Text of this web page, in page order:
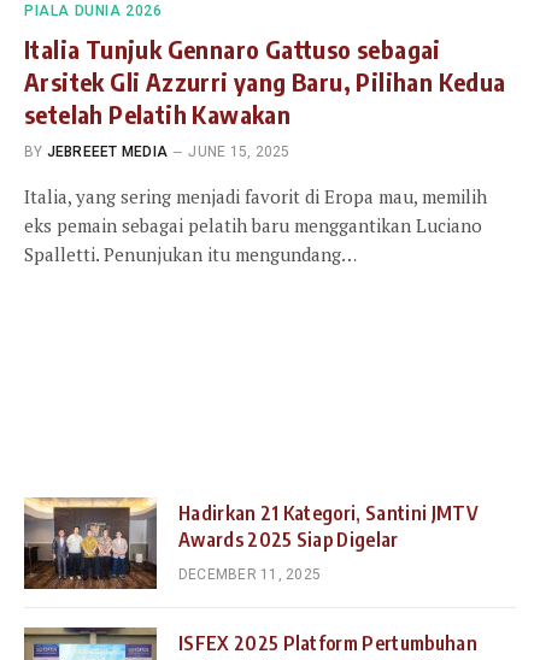
PIALA DUNIA 2026
Italia Tunjuk Gennaro Gattuso sebagai
Arsitek Gli Azzurri yang Baru, Pilihan Kedua
setelah Pelatih Kawakan
BY JEBREEET MEDIA JUNE 15, 2025
Italia, yang sering menjadi favorit di Eropa mau, memilih
eks pemain sebagai pelatih baru menggantikan Luciano
Spalletti. Penunjukan itu mengundang…
Hadirkan 21 Kategori, Santini JMTV
Awards 2025 Siap Digelar
DECEMBER 11, 2025
ISFEX 2025 Platform Pertumbuhan